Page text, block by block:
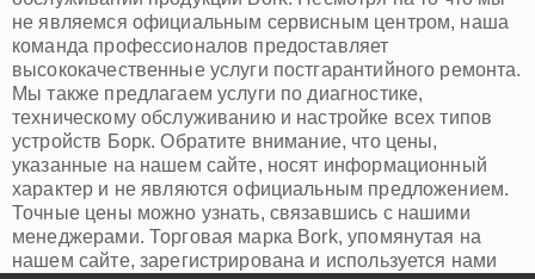
Астрахань
Белгород
Благовещенск
Брянск
Владивосток
Владикавказ
Владимир
Волжский
Вологда
Грозный
Иваново
не являемся официальным сервисным центром, наша
команда профессионалов предоставляет
высококачественные услуги постгарантийного ремонта.
Мы также предлагаем услуги по диагностике,
техническому обслуживанию и настройке всех типов
устройств Борк. Обратите внимание, что цены,
указанные на нашем сайте, носят информационный
характер и не являются официальным предложением.
Точные цены можно узнать, связавшись с нашими
менеджерами. Торговая марка Bork, упомянутая на
нашем сайте, зарегистрирована и используется нами